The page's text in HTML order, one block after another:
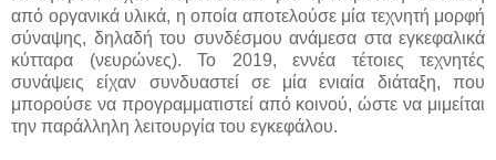
από οργανικά υλικά, η οποία αποτελούσε μία τεχνητή μορφή
σύναψης, δηλαδή του συνδέσμου ανάμεσα στα εγκεφαλικά
κύτταρα (νευρώνες). Το 2019, εννέα τέτοιες τεχνητές
συνάψεις είχαν συνδυαστεί σε μία ενιαία διάταξη, που
μπορούσε να προγραμματιστεί από κοινού, ώστε να μιμείται
την παράλληλη λειτουργία του εγκεφάλου.